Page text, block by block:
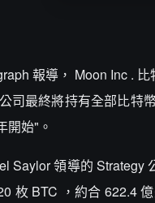
報導， Moon Inc .
司最終將持有全部比
開始"。
Saylor 領導的
枚 BTC ，約合 622.4